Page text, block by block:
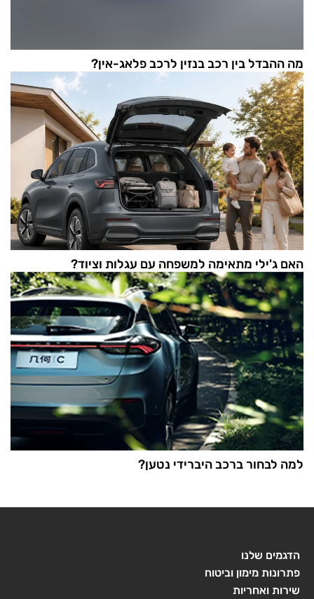
מה ההבדל בין רכב בנזין לרכב פלאג-אין?
האם ג'ילי מתאימה למשפחה עם עגלות וציוד?
למה לבחור ברכב היברידי נטען?
הדגמים שלנו
פתרונות מימון וביטוח
שירות ואחריות